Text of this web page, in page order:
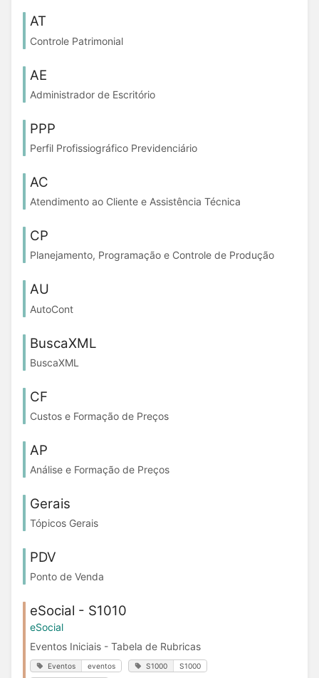
AT
Controle Patrimonial
AE
Administrador de Escritório
PPP
Perfil Profissiográfico Previdenciário
AC
Atendimento ao Cliente e Assistência Técnica
CP
Planejamento, Programação e Controle de Produção
AU
AutoCont
BuscaXML
BuscaXML
CF
Custos e Formação de Preços
AP
Análise e Formação de Preços
Gerais
Tópicos Gerais
PDV
Ponto de Venda
eSocial - S1010
eSocial
Eventos Iniciais - Tabela de Rubricas
Eventos eventos S1000 S1000